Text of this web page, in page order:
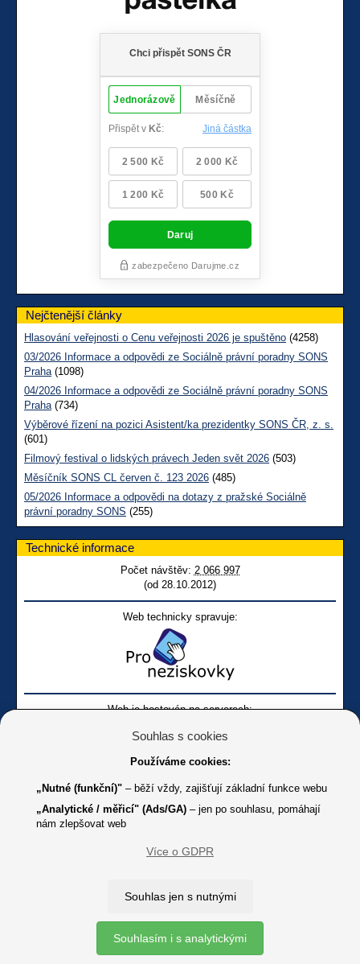
Nejčtenější články
Hlasování veřejnosti o Cenu veřejnosti 2026 je spuštěno (4258)
03/2026 Informace a odpovědi ze Sociálně právní poradny SONS
Praha(1098)
04/2026 Informace a odpovědi ze Sociálně právní poradny SONS
Praha(734)
Výběrové řízení na pozici Asistent/ka prezidentky SONS ČR, z. s.
(601)
Filmový festival o lidských právech Jeden svět 2026 (503)
Měsíčník SONS CL červen č. 123 2026 (485)
05/2026 Informace a odpovědi na dotazy z pražské Sociálně
právní poradny SONS (255)
Technické informace
Počet návštěv: 2 066 997
(od 28.10.2012)
Web technicky spravuje:
Web je hostován na serverech:
Online
Youtube SONS
K jakémukoliv užití textů a obrázků uvedených na tomto serveru je
Copyright © 2012 - 2026 SONS ČR, z. s.
Ochrana osobních údajů (GDPR)
Souhlas s cookies
Používáme cookies:
„Nutné (funkční)" – běží vždy, zajišťují základní funkce webu
„Analytické / měřicí" (Ads/GA) – jen po souhlasu, pomáhají
nám zlepšovat web
Více o GDPR
Souhlas jen s nutnými
Souhlasím i s analytickými